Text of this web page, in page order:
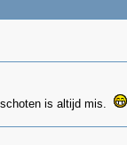
is altijd mis.